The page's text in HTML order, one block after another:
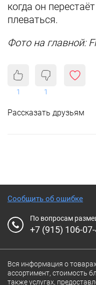
когда он
плеваться.
Фото на главной:
1 1
Рассказать друзьям
Сообщить об ошибке
По вопросам
+7 (915) 106-07-
Вся информация о
ассортимент, стоимость
также услугах,